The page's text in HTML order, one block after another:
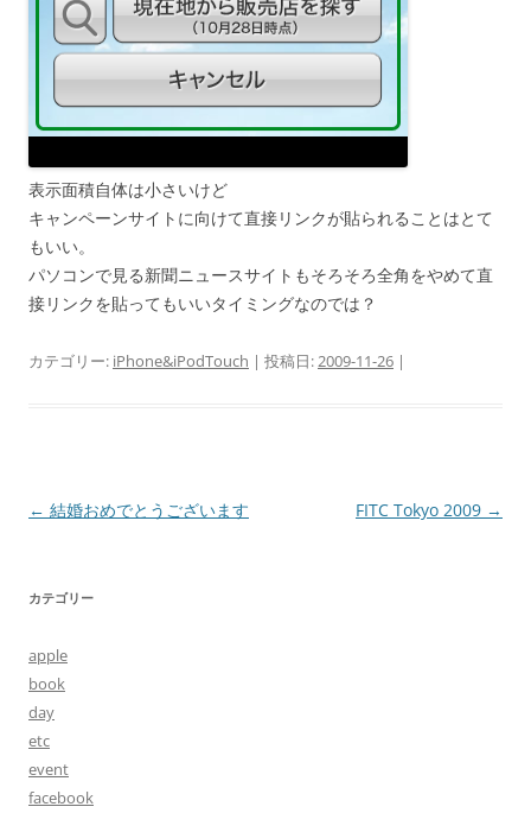
表示面積自体は小さいけど
キャンペーンサイトに向けて直接リンクが貼られることはとて
もいい。
パソコンで見る新聞ニュースサイトもそろそろ全角をやめて直
接リンクを貼ってもいいタイミングなのでは？
カテゴリー: iPhone&iPodTouch | 投稿日:2009-11-26 |
投
ビ
ー
シ
ョ
ン
← 結婚おめでとうございます FITC Tokyo 2009 →
カテゴリー
apple
book
day
etc
event
facebook